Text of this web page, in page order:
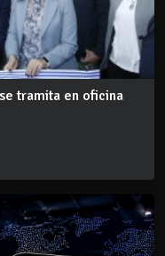
tramita en oficina